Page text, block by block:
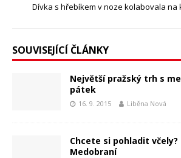
Dívka s hřebíkem v noze kolabovala na
SOUVISEJÍCÍ ČLÁNKY
Největší pražský trh s
pátek
16. 9. 2015 Liběna Nová
Chcete si pohladit
Medobraní